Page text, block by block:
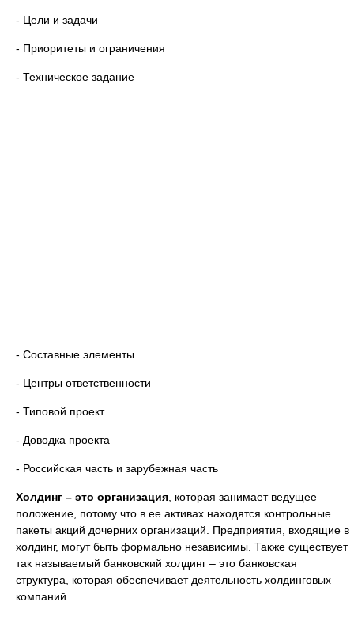
- Цели и задачи
- Приоритеты и ограничения
- Техническое задание
- Составные элементы
- Центры ответственности
- Типовой проект
- Доводка проекта
- Российская часть и зарубежная часть
Холдинг – это организация , которая занимает ведущее
положение, потому что в ее активах находятся контрольные
пакеты акций дочерних организаций. Предприятия, входящие в
холдинг, могут быть формально независимы. Также существует
так называемый банковский холдинг – это банковская
структура, которая обеспечивает деятельность холдинговых
компаний.